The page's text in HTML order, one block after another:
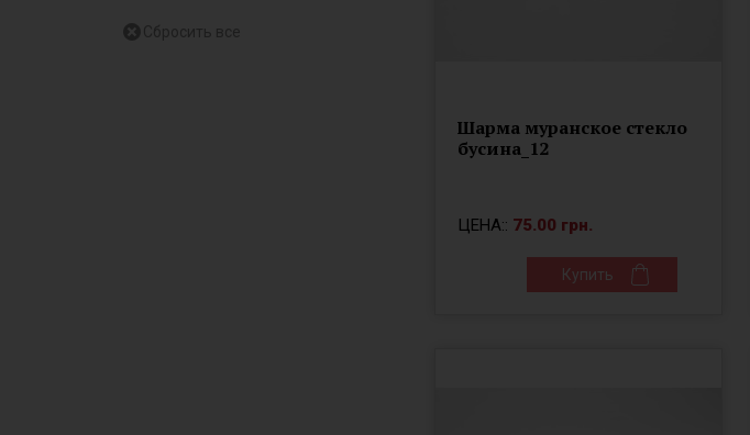
Шарма муранское стекло
бусина_12
ЦЕНА:: 75.00 грн.
Купить